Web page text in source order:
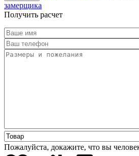
замерщика
Получить расчет
Пожалуйста, докажите, что вы